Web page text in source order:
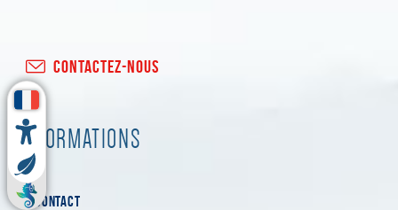
CONTACTEZ-NOUS
INFORMATIONS
CONTACT